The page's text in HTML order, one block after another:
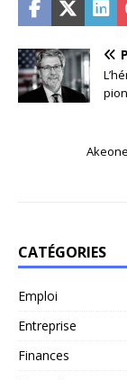
CATÉGORIES
Emploi
Entreprise
Finances